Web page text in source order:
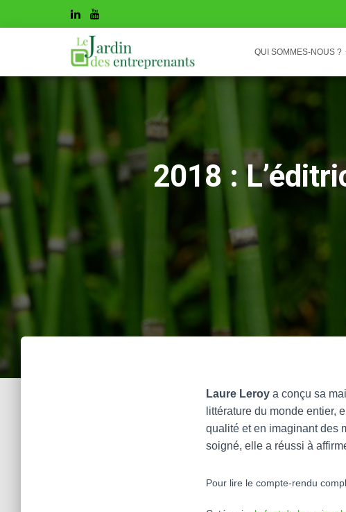
QUI SOMMES-NOUS ?
2018 :
Laure Leroy a conçu sa
littérature du monde entier,
qualité et en imaginant des
soigné, elle a réussi à
Pour lire le compte-rendu